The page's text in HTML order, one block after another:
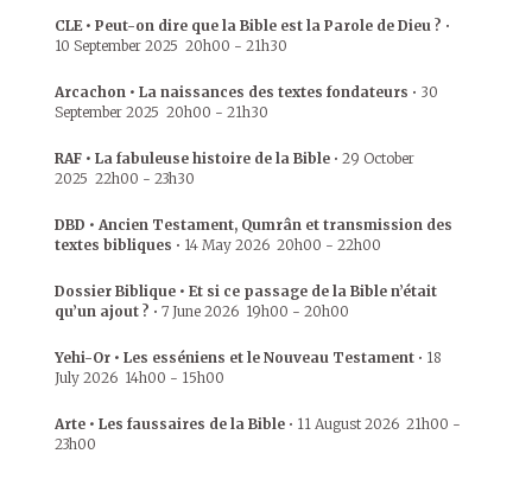
CLE • Peut-on dire que la Bible est la Parole de Dieu ? •
10 September 2025 20h00 - 21h30
Arcachon • La naissances des textes fondateurs • 30
September 2025 20h00 - 21h30
RAF • La fabuleuse histoire de la Bible • 29 October
2025 22h00 - 23h30
DBD • Ancien Testament, Qumrân et transmission des
textes bibliques • 14 May 2026 20h00 - 22h00
Dossier Biblique • Et si ce passage de la Bible n’était
qu’un ajout ? • 7 June 2026 19h00 - 20h00
Yehi-Or • Les esséniens et le Nouveau Testament • 18
July 2026 14h00 - 15h00
Arte • Les faussaires de la Bible • 11 August 2026 21h00 -
23h00